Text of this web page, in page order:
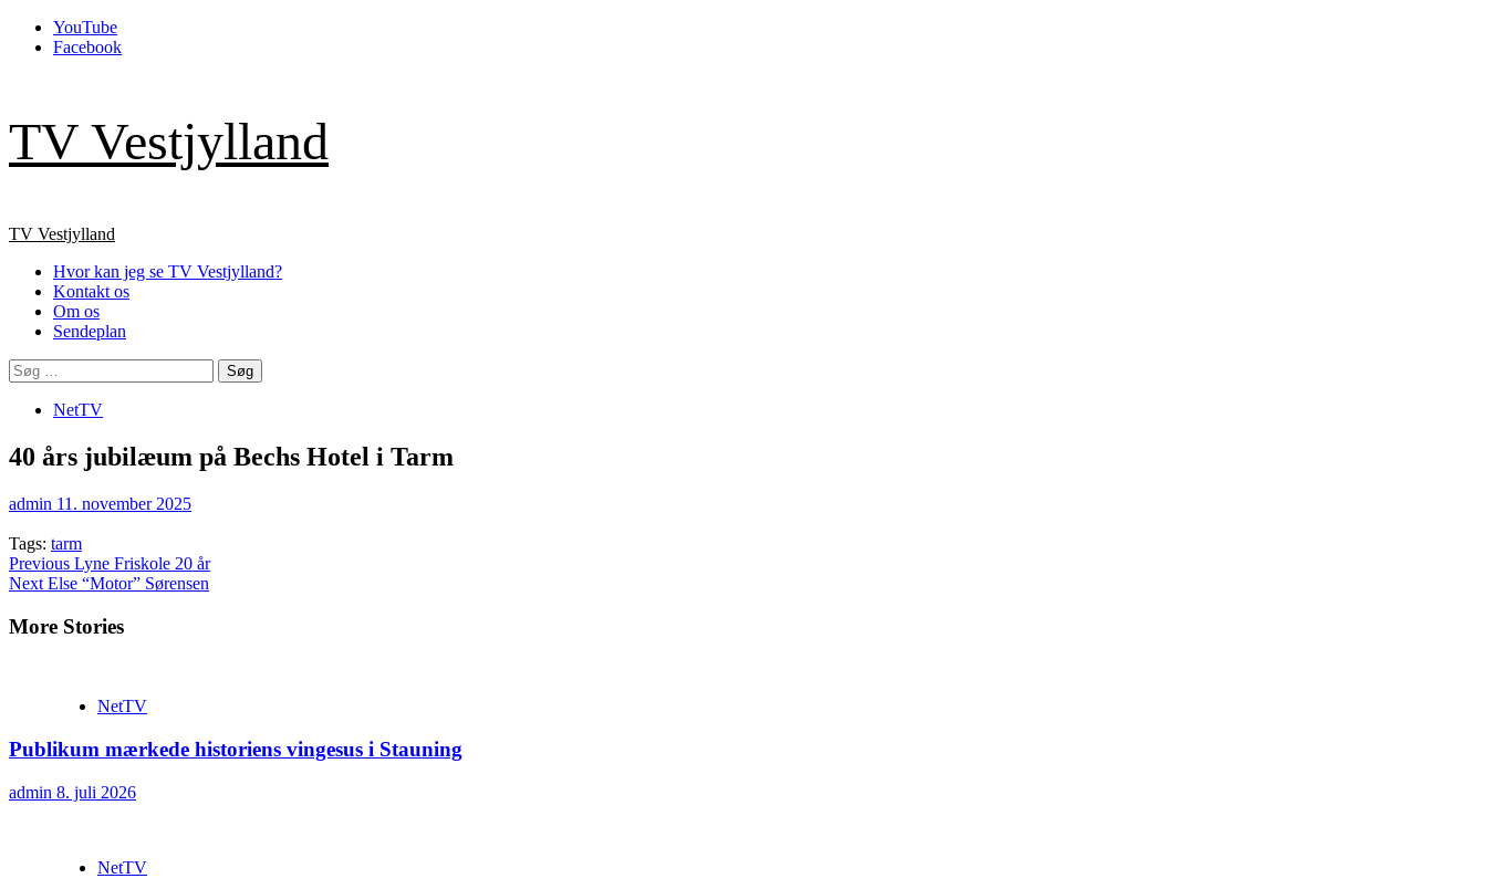
Skip
YouTube
Facebook
TV Vestjylland
Primary
TV Vestjylland
Hvor kan jeg se TV Vestjylland?
Kontakt os
Om os
Sendeplan
Søg
efter:
NetTV
40 års jubilæum på Bechs Hotel i Tarm
admin 11. november 2025
Tags: tarm
Continue
Reading
Previous Lyne Friskole 20 år
Next Else “Motor” Sørensen
More Stories
NetTV
Publikum mærkede historiens vingesus i Stauning
admin 8. juli 2026
NetTV